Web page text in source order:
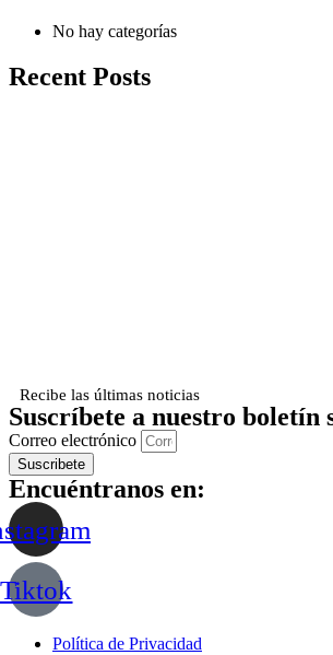
No hay categorías
Recent Posts
Recibe las últimas noticias
Suscríbete a nuestro boletín
Correo electrónico
Suscribete
Encuéntranos en:
Tiktok
Política de Privacidad